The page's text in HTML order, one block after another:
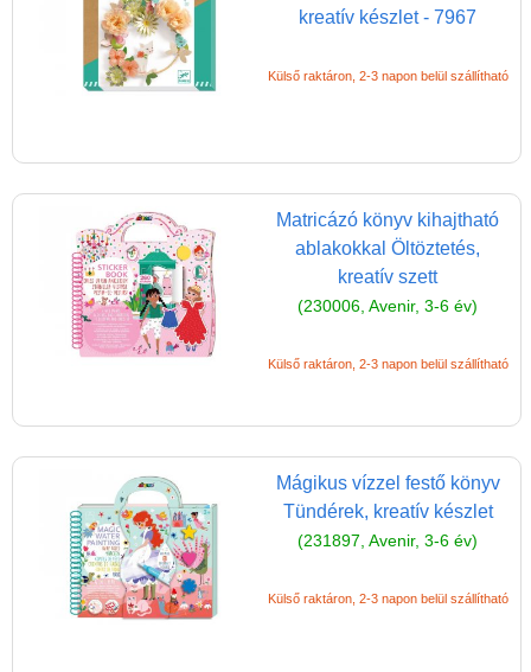
kreatív készlet - 7967
Külső raktáron, 2-3 napon belül szállítható
Matricázó könyv kihajtható
ablakokkal Öltöztetés,
kreatív szett
(230006, Avenir, 3-6 év)
Külső raktáron, 2-3 napon belül szállítható
Mágikus vízzel festő könyv
Tündérek, kreatív készlet
(231897, Avenir, 3-6 év)
Külső raktáron, 2-3 napon belül szállítható